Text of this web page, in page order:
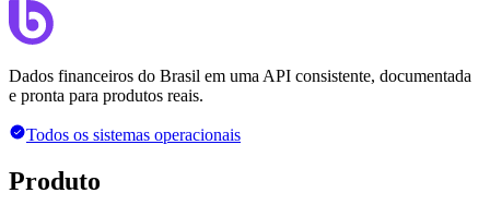
Dados financeiros do Brasil em uma API consistente, documentada
e pronta para produtos reais.
Todos os sistemas operacionais
Produto